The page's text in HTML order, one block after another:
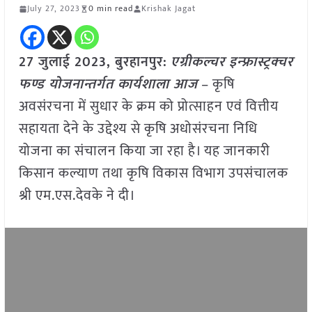
July 27, 2023 0 min read Krishak Jagat
27 जुलाई 2023, बुरहानपुर: एग्रीकल्चर इन्फ्रास्ट्रक्चर
फण्ड योजनान्तर्गत कार्यशाला आज– कृषि
अवसंरचना में सुधार के क्रम को प्रोत्साहन एवं वित्तीय
सहायता देने के उद्देश्य से कृषि अधोसंरचना निधि
योजना का संचालन किया जा रहा है। यह जानकारी
किसान कल्याण तथा कृषि विकास विभाग उपसंचालक
श्री एम.एस.देवके ने दी।